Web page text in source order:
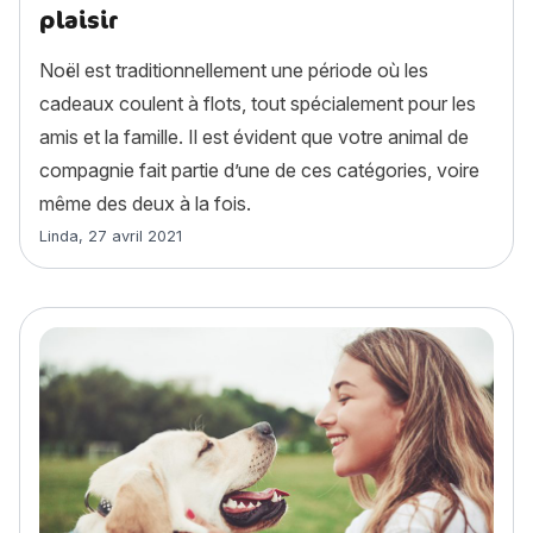
plaisir
Noël est traditionnellement une période où les
cadeaux coulent à flots, tout spécialement pour les
amis et la famille. Il est évident que votre animal de
compagnie fait partie d’une de ces catégories, voire
même des deux à la fois.
Article rédigé par
Linda, 27 avril 2021